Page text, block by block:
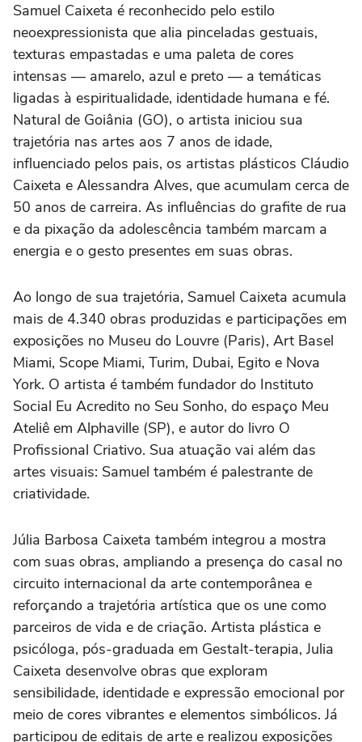
Samuel Caixeta é reconhecido pelo estilo
neoexpressionista que alia pinceladas gestuais,
texturas empastadas e uma paleta de cores
intensas — amarelo, azul e preto — a temáticas
ligadas à espiritualidade, identidade humana e fé.
Natural de Goiânia (GO), o artista iniciou sua
trajetória nas artes aos 7 anos de idade,
influenciado pelos pais, os artistas plásticos Cláudio
Caixeta e Alessandra Alves, que acumulam cerca de
50 anos de carreira. As influências do grafite de rua
e da pixação da adolescência também marcam a
energia e o gesto presentes em suas obras.
Ao longo de sua trajetória, Samuel Caixeta acumula
mais de 4.340 obras produzidas e participações em
exposições no Museu do Louvre (Paris), Art Basel
Miami, Scope Miami, Turim, Dubai, Egito e Nova
York. O artista é também fundador do Instituto
Social Eu Acredito no Seu Sonho, do espaço Meu
Ateliê em Alphaville (SP), e autor do livro O
Profissional Criativo. Sua atuação vai além das
artes visuais: Samuel também é palestrante de
criatividade.
Júlia Barbosa Caixeta também integrou a mostra
com suas obras, ampliando a presença do casal no
circuito internacional da arte contemporânea e
reforçando a trajetória artística que os une como
parceiros de vida e de criação. Artista plástica e
psicóloga, pós-graduada em Gestalt-terapia, Julia
Caixeta desenvolve obras que exploram
sensibilidade, identidade e expressão emocional por
meio de cores vibrantes e elementos simbólicos. Já
participou de editais de arte e realizou exposições